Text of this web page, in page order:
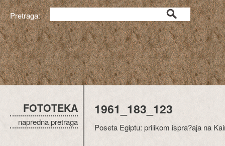
Pretraga:
FOTOTEKA
napredna pretraga
1961_183_123
Poseta Egiptu: prilikom ispra?aja na